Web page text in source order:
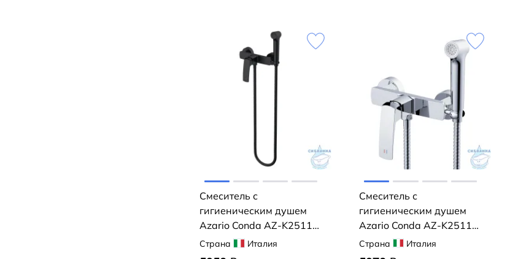
Смеситель с
гигиеническим душем
Azario Conda AZ-K2511B
(черный матовый)
Страна Италия
Смеситель с
гигиеническим душем
Azario Conda AZ-K2511
(хром)
Страна Италия